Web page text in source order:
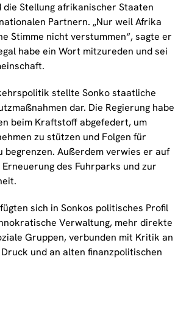
Stellung afrikanischer Staaten
Partnern. „Nur weil Afrika
Stimme nicht verstummen“, sagte er
habe ein Wort mitzureden und sei
stellte Sonko staatliche
dar. Die Regierung habe
beim Kraftstoff abgefedert, um
zu stützen und Folgen für
begrenzen. Außerdem verwies er auf
des Fuhrparks und zur
sich in Sonkos politisches Profil
Verwaltung, mehr direkte
Gruppen, verbunden mit Kritik an
und an alten finanzpolitischen